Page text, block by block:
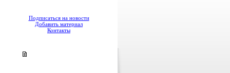
Подписаться на новости
Добавить материал
Контакты